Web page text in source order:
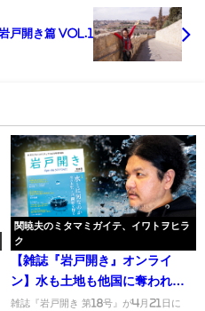
戸開き篇 Vol.1
関暁夫のミタマミガイテ、イワトヲヒラ
ク
【雑誌『岩戸開き』オンライ
ン】水も土地も他国に奪われて
いく日本に誰がした？ 日本国
雑誌『岩戸開き 第18号』が4月21日に